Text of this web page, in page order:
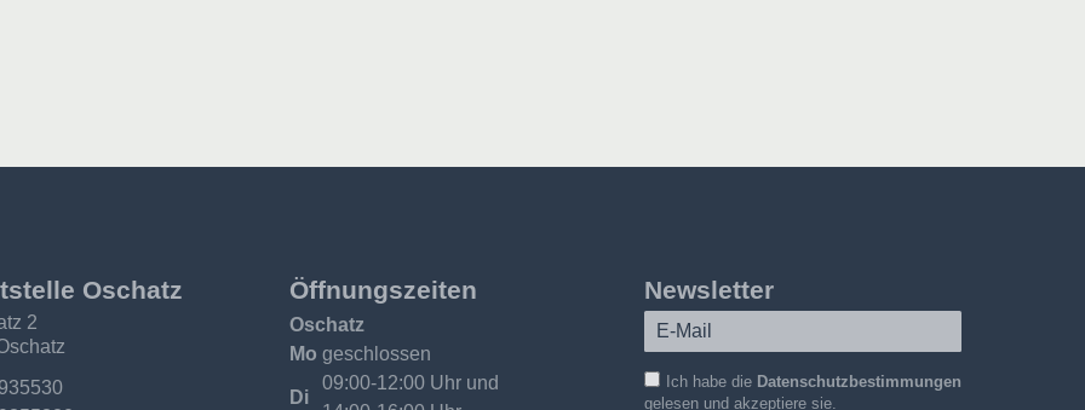
Oschatz
2
Öffnungszeiten
Oschatz
Mo geschlossen
Di
09:00-12:00 Uhr und
Newsletter
Ich habe die Datenschutzbestimmungen
gelesen und akzeptiere sie.